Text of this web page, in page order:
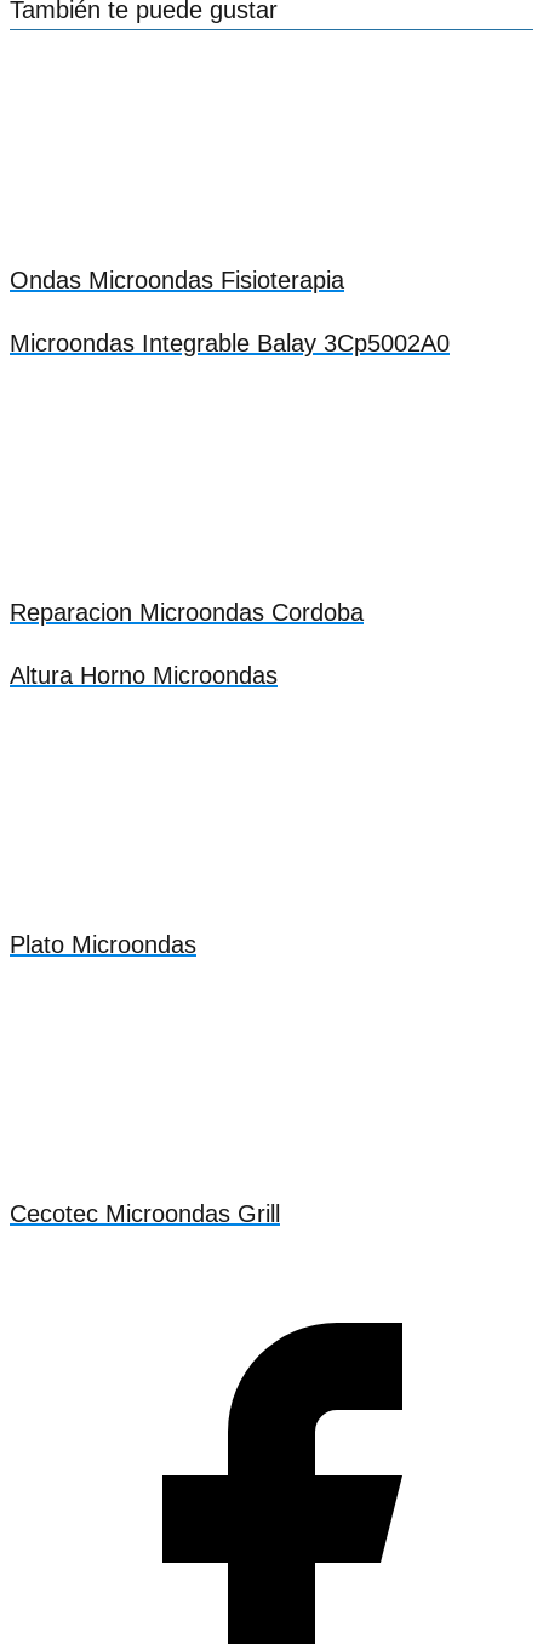
También te puede gustar
Ondas Microondas Fisioterapia
Microondas Integrable Balay 3Cp5002A0
Reparacion Microondas Cordoba
Altura Horno Microondas
Plato Microondas
Cecotec Microondas Grill